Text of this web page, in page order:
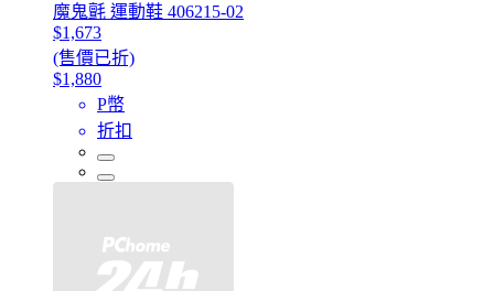
魔鬼氈 運動鞋 406215-02
$1,673
(售價已折)
$1,880
P幣
折扣